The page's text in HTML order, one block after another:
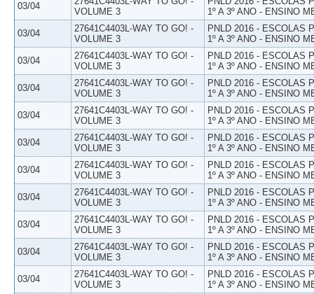
03/04
VOLUME 3
1º A 3º ANO - ENSINO
03/04
27641C4403L-WAY TO GO! -
VOLUME 3
PNLD 2016 - ESCOLAS
1º A 3º ANO - ENSINO
03/04
27641C4403L-WAY TO GO! -
VOLUME 3
PNLD 2016 - ESCOLAS
1º A 3º ANO - ENSINO
03/04
27641C4403L-WAY TO GO! -
VOLUME 3
PNLD 2016 - ESCOLAS
1º A 3º ANO - ENSINO
03/04
27641C4403L-WAY TO GO! -
VOLUME 3
PNLD 2016 - ESCOLAS
1º A 3º ANO - ENSINO
03/04
27641C4403L-WAY TO GO! -
VOLUME 3
PNLD 2016 - ESCOLAS
1º A 3º ANO - ENSINO
03/04
27641C4403L-WAY TO GO! -
VOLUME 3
PNLD 2016 - ESCOLAS
1º A 3º ANO - ENSINO
03/04
27641C4403L-WAY TO GO! -
VOLUME 3
PNLD 2016 - ESCOLAS
1º A 3º ANO - ENSINO
03/04
27641C4403L-WAY TO GO! -
VOLUME 3
PNLD 2016 - ESCOLAS
1º A 3º ANO - ENSINO
03/04
27641C4403L-WAY TO GO! -
VOLUME 3
PNLD 2016 - ESCOLAS
1º A 3º ANO - ENSINO
03/04
27641C4403L-WAY TO GO! -
VOLUME 3
PNLD 2016 - ESCOLAS
1º A 3º ANO - ENSINO